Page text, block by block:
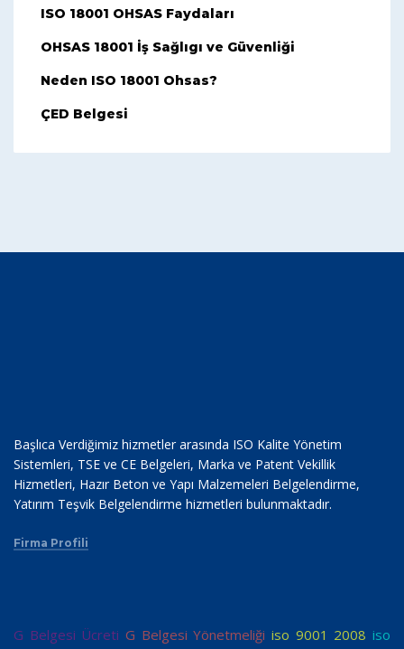
ISO 18001 OHSAS Faydaları
OHSAS 18001 İş Sağlıgı ve Güvenliği
Neden ISO 18001 Ohsas?
ÇED Belgesi
Başlıca Verdiğimiz hizmetler arasında ISO Kalite Yönetim
Sistemleri, TSE ve CE Belgeleri, Marka ve Patent Vekillik
Hizmetleri, Hazır Beton ve Yapı Malzemeleri Belgelendirme,
Yatırım Teşvik Belgelendirme hizmetleri bulunmaktadır.
Firma Profili
G Belgesi Ücreti G Belgesi Yönetmeliği iso 9001 2008 iso